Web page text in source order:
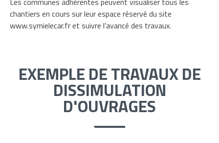
chantiers en cours sur leur espace réservé du site
www.symielecar.fr et suivre l’avancé des travaux.
EXEMPLE DE TRAVAUX DE
DISSIMULATION
D'OUVRAGES